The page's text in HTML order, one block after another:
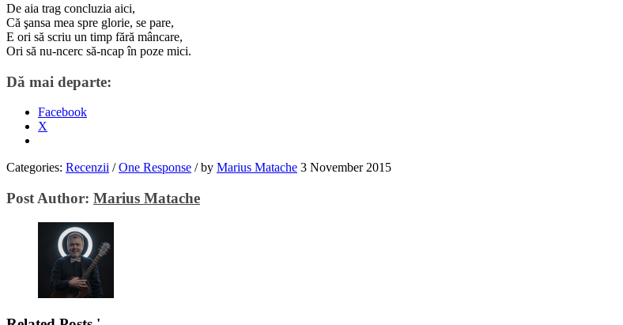
De aia trag concluzia aici,
Că şansa mea spre glorie, se pare,
E ori să scriu un timp fără mâncare,
Ori să nu-ncerc să-ncap în poze mici.
Dă mai departe:
Facebook
X
Categories: Recenzii / One Response /by Marius Matache 3 November 2015
Post Author: Marius Matache